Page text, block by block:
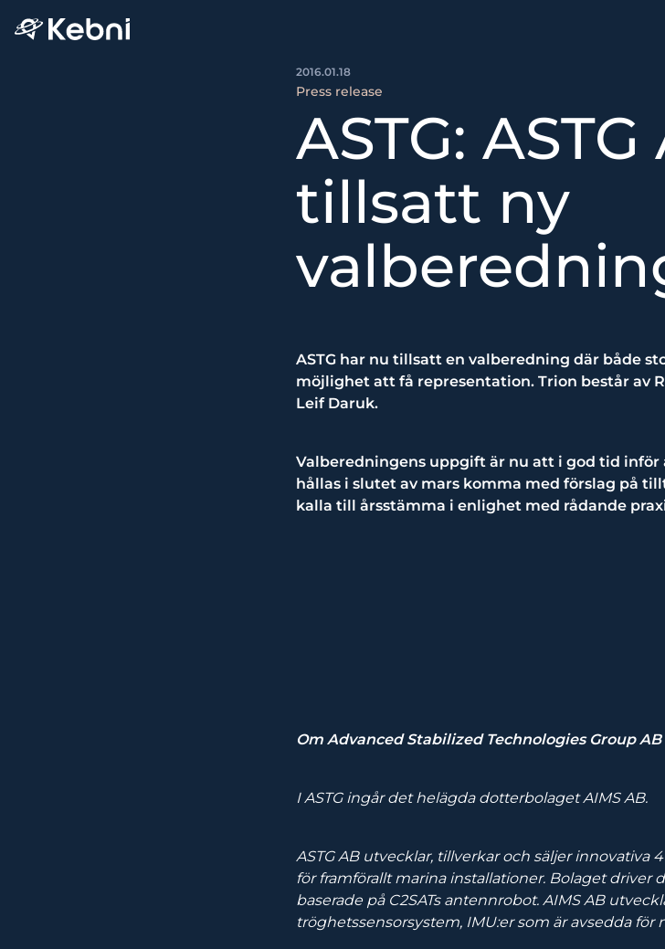
2016.01.18
Press release
ASTG:
tillsatt ny
ASTG har nu tillsatt en valberedning där både
möjlighet att få representation. Trion består av
Leif Daruk.
Valberedningens uppgift är nu att i god tid inför
hållas i slutet av mars komma med förslag på
kalla till årsstämma i enlighet med rådande
Om Advanced Stabilized Technologies Group AB
I ASTG ingår det helägda dotterbolaget AIMS AB.
ASTG AB utvecklar, tillverkar och säljer innovativa
för framförallt marina installationer. Bolaget
baserade på C2SATs antennrobot. AIMS AB
tröghetssensorsystem, IMU:er som är avsedda